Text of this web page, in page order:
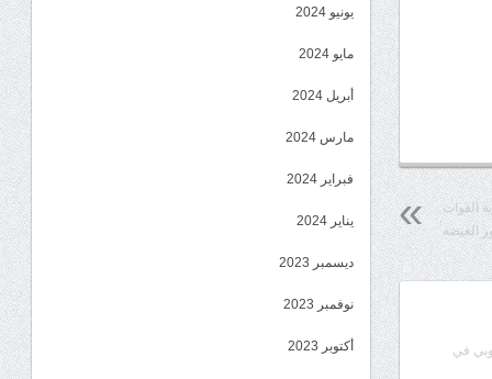
القوات
الغيضة
في
يونيو 2024
مايو 2024
أبريل 2024
مارس 2024
فبراير 2024
يناير 2024
ديسمبر 2023
نوفمبر 2023
أكتوبر 2023